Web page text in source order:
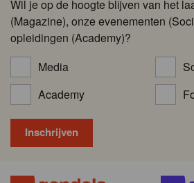
Wil je op de hoogte blijven van het
(Magazine), onze evenementen
opleidingen (Academy)?
Media
Academy